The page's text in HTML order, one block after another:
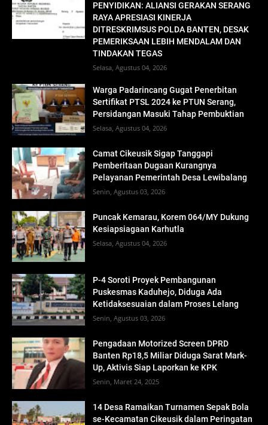
PENYIDIKAN: ALIANSI GERAKAN SERANG
RAYA APRESIASI KINERJA
DITRESKRIMSUS POLDA BANTEN, DESAK
PEMERIKSAAN LEBIH MENDALAM DAN
TINDAKAN TEGAS
Selasa, Agustus 04, 2026
Warga Padarincang Gugat Penerbitan
Sertifikat PTSL 2024 ke PTUN Serang,
Persidangan Masuki Tahap Pembuktian
Selasa, Agustus 04, 2026
Camat Cikeusik Sigap Tanggapi
Pemberitaan Dugaan Kurangnya
Pelayanan Pemerintah Desa Lewibalang
Senin, Agustus 03, 2026
Puncak Kemarau, Korem 064/MY Dukung
Kesiapsiagaan Karhutla
Selasa, Agustus 04, 2026
P-4 Soroti Proyek Pembangunan
Puskesmas Kaduhejo, Diduga Ada
Ketidaksesuaian dalam Proses Lelang
Senin, Agustus 03, 2026
Pengadaan Motorized Screen DPRD
Banten Rp18,5 Miliar Diduga Sarat Mark-
Up, Aktivis Siap Laporkan ke KPK
Senin, Maret 24, 2025
14 Desa Ramaikan Turnamen Sepak Bola
se-Kecamatan Cikeusik dalam Peringatan